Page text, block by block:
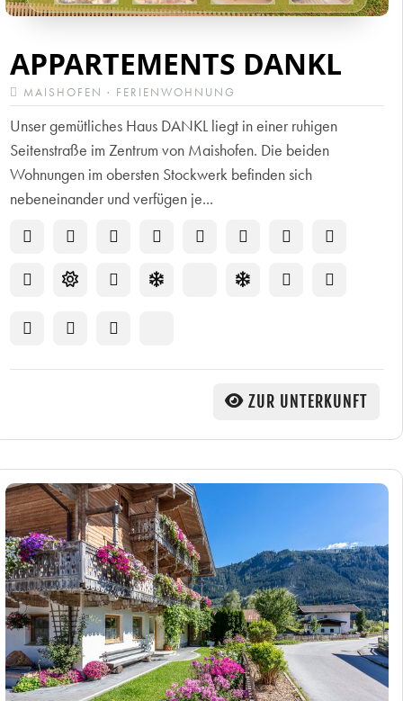
APPARTEMENTS DANKL
MAISHOFEN · FERIENWOHNUNG
Unser gemütliches Haus DANKL liegt in einer ruhigen
Seitenstraße im Zentrum von Maishofen. Die beiden
Wohnungen im obersten Stockwerk befinden sich
nebeneinander und verfügen je...
ZUR UNTERKUNFT